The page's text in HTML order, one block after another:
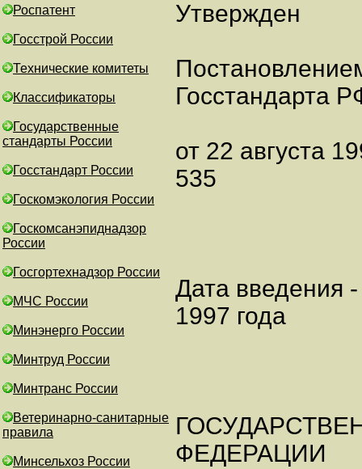
Роспатент
Госстрой России
Технические комитеты
Классификаторы
Государственные
стандарты России
Госстандарт России
Госкомэкология России
Госкомсанэпиднадзор
России
Госгортехнадзор России
МЧС России
Минэнерго России
Минтруд России
Минтранс России
Ветеринарно-санитарные
правила
Минсельхоз России
Утвержден
Госстандарта
от 22 августа
535
Дата введения
1997 года
ФЕДЕРАЦИИ